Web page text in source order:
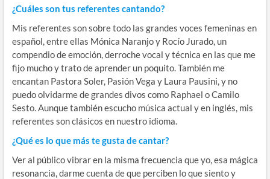
¿Cuáles son tus referentes cantando?
Mis referentes son sobre todo las grandes voces femeninas en
español, entre ellas Mónica Naranjo y Rocío Jurado, un
compendio de emoción, derroche vocal y técnica en las que me
fijo mucho y trato de aprender un poquito. También me
encantan Pastora Soler, Pasión Vega y Laura Pausini, y no
puedo olvidarme de grandes divos como Raphael o Camilo
Sesto. Aunque también escucho música actual y en inglés, mis
referentes son clásicos en nuestro idioma.
¿Qué es lo que más te gusta de cantar?
Ver al público vibrar en la misma frecuencia que yo, esa mágica
resonancia, darme cuenta de que perciben lo que siento y